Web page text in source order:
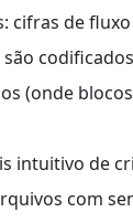
cifras de
(onde
intuitivo de
com